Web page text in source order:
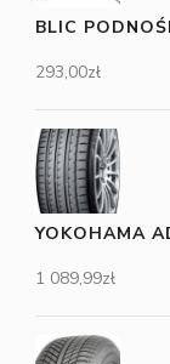
BLIC
293,00zł
YOKOHAMA
1 089,99zł